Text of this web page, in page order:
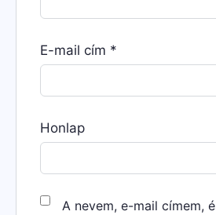
E-mail cím *
Honlap
A nevem, e-mail címem,